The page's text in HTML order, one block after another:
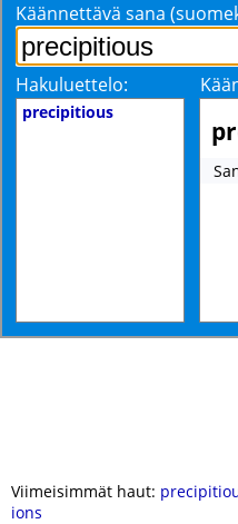
Käännettävä sana
Hakuluettelo:
precipitious
Viimeisimmät haut:
ions